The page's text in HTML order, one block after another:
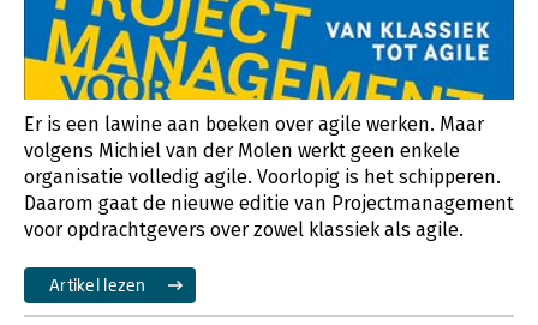
Er is een lawine aan boeken over agile werken. Maar
volgens Michiel van der Molen werkt geen enkele
organisatie volledig agile. Voorlopig is het schipperen.
Daarom gaat de nieuwe editie van Projectmanagement
voor opdrachtgevers over zowel klassiek als agile.
Artikel lezen